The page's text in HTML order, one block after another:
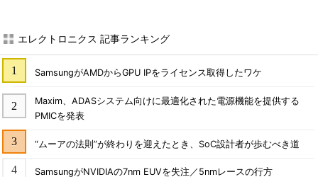
エレクトロニクス 記事ランキング
SamsungがAMDからGPU IPをライセンス取得したワケ
Maxim、ADASシステム向けに最適化された電源機能を提供する
PMICを発表
“ムーアの法則”が終わりを迎えたとき、SoC設計者が歩むべき道
SamsungがNVIDIAの7nm EUVを失注／5nmレースの行方